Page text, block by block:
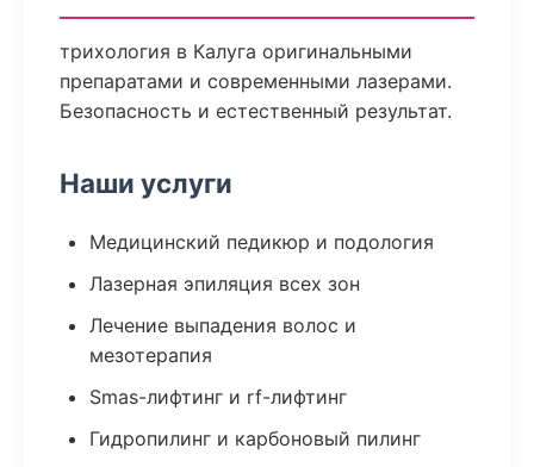
трихология в Калуга оригинальными
препаратами и современными лазерами.
Безопасность и естественный результат.
Наши услуги
Медицинский педикюр и подология
Лазерная эпиляция всех зон
Лечение выпадения волос и
мезотерапия
Smas-лифтинг и rf-лифтинг
Гидропилинг и карбоновый пилинг